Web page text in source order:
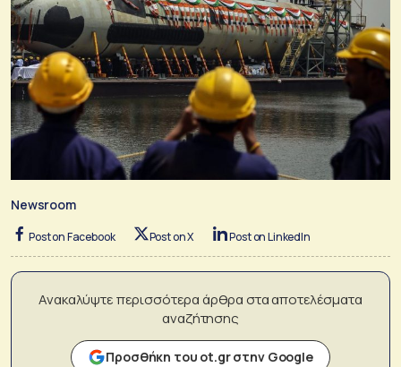
Newsroom
Post on Facebook Post on X Post on LinkedIn
Ανακαλύψτε περισσότερα άρθρα στα αποτελέσματα
αναζήτησης
Προσθήκη του ot.gr στην Google